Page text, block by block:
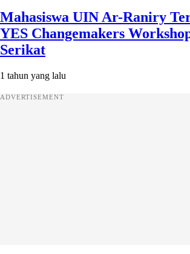
Mahasiswa UIN Ar-Raniry
YES Changemakers
Serikat
1 tahun yang lalu
ADVERTISEMENT